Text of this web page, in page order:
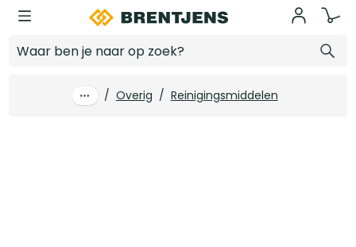
Ga naar hoofdinhoud
/ Overig / Reinigingsmiddelen
Log in voor prijzen